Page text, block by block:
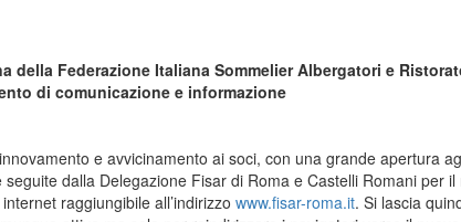
della Federazione Italiana Sommelier Albergatori e
di comunicazione e informazione
e avvicinamento ai soci, con una grande apertura
dalla Delegazione Fisar di Roma e Castelli Romani per il
raggiungibile all’indirizzo www.fisar-roma.it. Si lascia